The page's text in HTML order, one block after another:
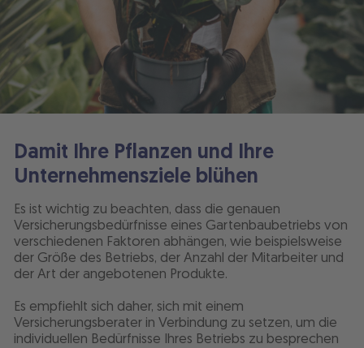
Damit Ihre Pflanzen und Ihre
Unternehmensziele blühen
Es ist wichtig zu beachten, dass die genauen
Versicherungsbedürfnisse eines Gartenbaubetriebs von
verschiedenen Faktoren abhängen, wie beispielsweise
der Größe des Betriebs, der Anzahl der Mitarbeiter und
der Art der angebotenen Produkte.
Es empfiehlt sich daher, sich mit einem
Versicherungsberater in Verbindung zu setzen, um die
individuellen Bedürfnisse Ihres Betriebs zu besprechen